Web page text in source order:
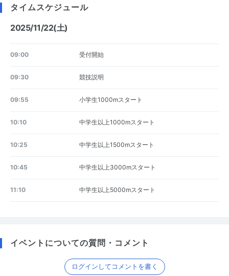
タイムスケジュール
2025/11/22(土)
09:00 受付開始
09:30 競技説明
09:55 小学生1000mスタート
10:10 中学生以上1000mスタート
10:25 中学生以上1500mスタート
10:45 中学生以上3000mスタート
11:10 中学生以上5000mスタート
イベントについての質問・コメント
ログインしてコメントを書く